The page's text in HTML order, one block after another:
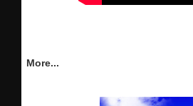
More...